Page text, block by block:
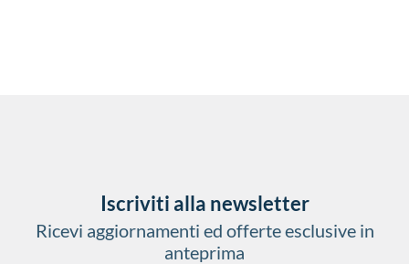
Iscriviti alla newsletter
Ricevi aggiornamenti ed offerte esclusive in
anteprima